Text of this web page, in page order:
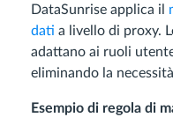
DataSunrise applica il
dati a livello di proxy.
adattano ai ruoli
eliminando la
Esempio di regola di